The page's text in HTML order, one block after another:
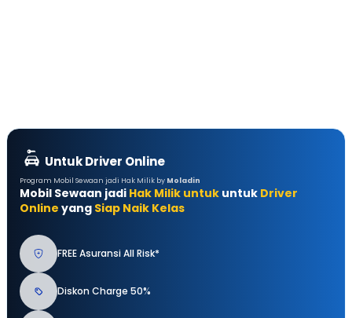
Untuk Driver Online
Program Mobil Sewaan jadi Hak Milik by Moladin
Mobil Sewaan jadi Hak Milik untuk untuk Driver
Online yang Siap Naik Kelas
FREE Asuransi All Risk*
Diskon Charge 50%